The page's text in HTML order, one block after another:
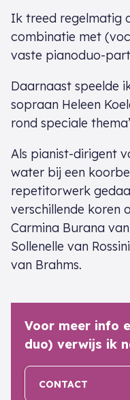
Ik treed regelmatig
combinatie met
vaste pianoduo-
Daarnaast speelde
sopraan Heleen
rond speciale
Als pianist-dirigent
water bij een
repetitorwerk
verschillende koren
Carmina Burana
Sollenelle van
van Brahms.
Voor meer info
duo) verwijs ik
CONTACT